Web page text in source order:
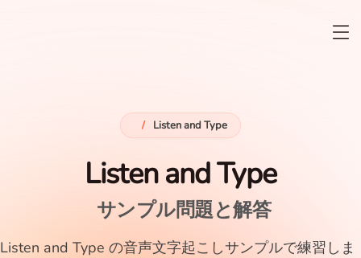
/ Listen and Type
Listen and Type
サンプル問題と解答
Listen and Type の音声文字起こしサンプルで練習しま